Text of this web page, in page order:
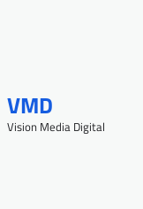
VMD
Vision Media Digital